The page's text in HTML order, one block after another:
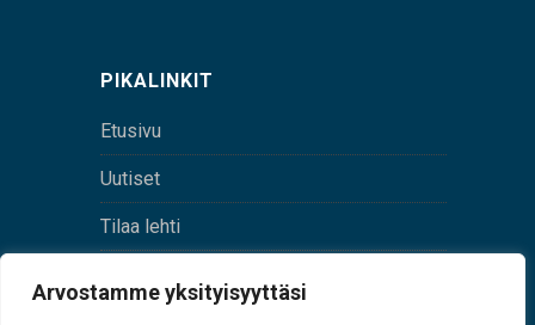
Arvostamme yksityisyyttäsi
PIKALINKIT
Etusivu
Uutiset
Tilaa lehti